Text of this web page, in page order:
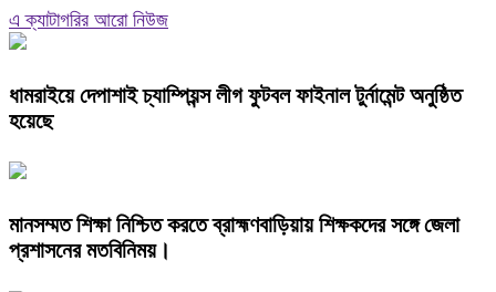
এ ক্যাটাগরির আরো নিউজ
ধামরাইয়ে দেপাশাই চ্যাম্পিয়ন্স লীগ ফুটবল ফাইনাল টুর্নামেন্ট অনুষ্ঠিত
হয়েছে
মানসম্মত শিক্ষা নিশ্চিত করতে ব্রাহ্মণবাড়িয়ায় শিক্ষকদের সঙ্গে জেলা
প্রশাসনের মতবিনিময়।